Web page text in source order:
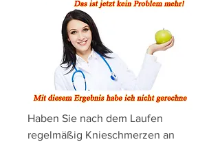
Haben Sie nach dem Laufen
regelmäßig Knieschmerzen an